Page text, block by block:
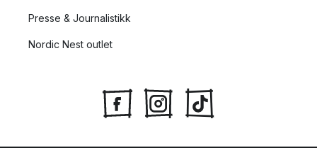
Presse & Journalistikk
Nordic Nest outlet